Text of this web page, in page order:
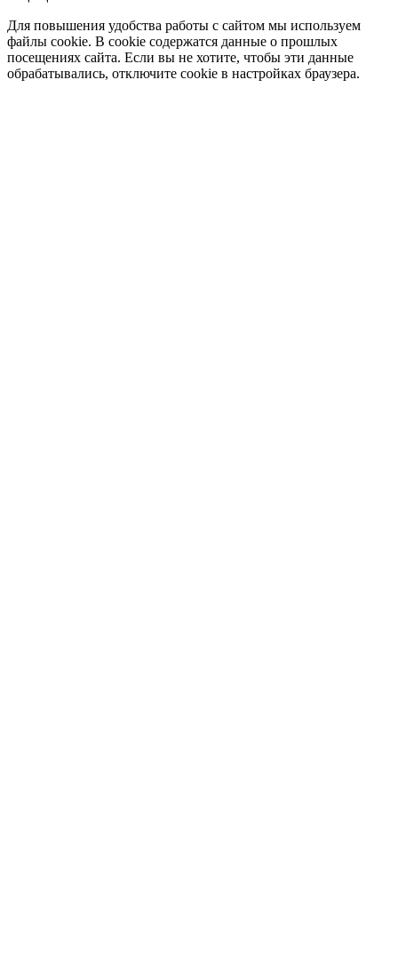
Для повышения удобства работы с сайтом мы используем
файлы cookie. В cookie содержатся данные о прошлых
посещениях сайта. Если вы не хотите, чтобы эти данные
обрабатывались, отключите cookie в настройках браузера.